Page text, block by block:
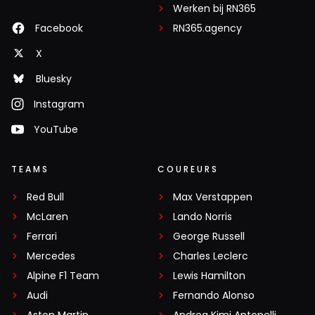
Facebook
X
Bluesky
Instagram
YouTube
Werken bij RN365
RN365.agency
TEAMS
Red Bull
McLaren
Ferrari
Mercedes
Alpine F1 Team
Audi
COUREURS
Max Verstappen
Lando Norris
George Russell
Charles Leclerc
Lewis Hamilton
Fernando Alonso